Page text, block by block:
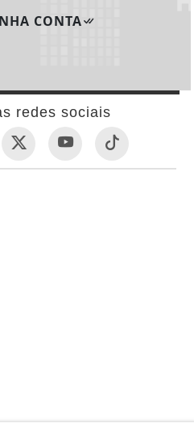
CONTA
redes sociais